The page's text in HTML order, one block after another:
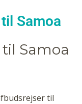
Samoa
Samoa
til